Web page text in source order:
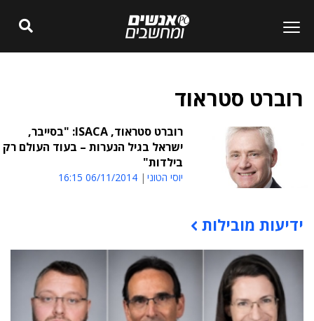
רוברט סטראוד
רוברט סטראוד, ISACA: "בסייבר,
ישראל בגיל הנערות – בעוד העולם רק
בילדות"
יוסי הטוני 06/11/2014 16:15
תוכן פרסומי
ידיעות מובילות